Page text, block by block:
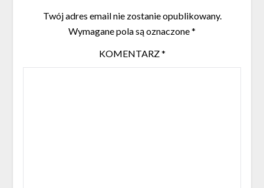
Twój adres email nie zostanie opublikowany.
Wymagane pola są oznaczone*
KOMENTARZ*